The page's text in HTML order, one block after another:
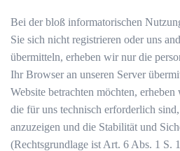
Bei der bloß informatorischen
Sie sich nicht registrieren oder uns
übermitteln, erheben wir nur die
Ihr Browser an unseren Server
Website betrachten möchten,
die für uns technisch erforderlich
anzuzeigen und die Stabilität und
(Rechtsgrundlage ist Art. 6 Abs. 1